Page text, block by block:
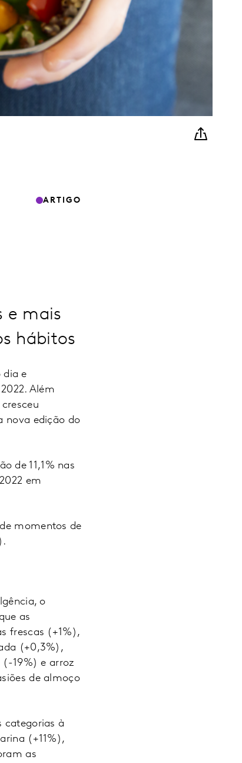
ARTIGO
e mais
hábitos
dia e
Além
nova edição do
de 11,1% nas
em
momentos de
o
as
frescas (+1%),
(+0,3%),
19%) e arroz
de almoço
categorias à
(+11%),
as